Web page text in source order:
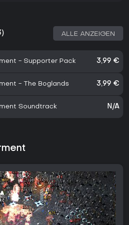
ALLE ANZEIGEN
- Supporter Pack 3,99 €
- The Boglands 3,99 €
Soundtrack N/A